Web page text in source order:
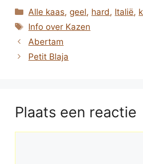
Categorieën
Alle kaas,geel, hard, Italië,
Tags
Info over Kazen
Abertam
Petit Blaja
Plaats een reactie